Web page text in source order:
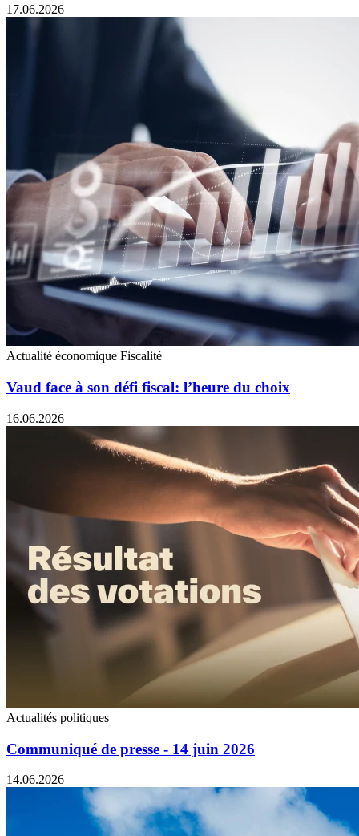
17.06.2026
Actualité économique Fiscalité
Vaud face à son défi fiscal: l’heure du choix
16.06.2026
Actualités politiques
Communiqué de presse - 14 juin 2026
14.06.2026